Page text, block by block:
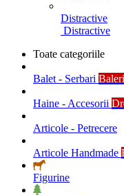
Distractive
Distractive
Toate categoriile
Balet - Serbari
Haine - Accesorii
Articole - Petrecere
Articole Handmade
Figurine